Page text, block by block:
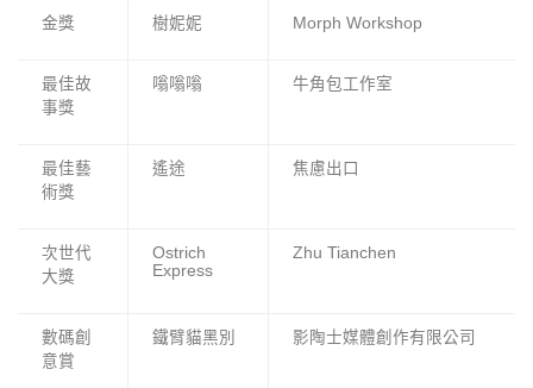
金獎 樹妮妮 Morph Workshop
最佳故
事獎
嗡嗡嗡 牛角包工作室
最佳藝
術獎
遙途 焦慮出口
次世代
大獎
Ostrich
Express
Zhu Tianchen
數碼創
意賞
鐵臂貓黑別 影陶士媒體創作有限公司